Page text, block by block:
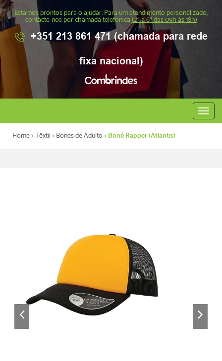
Estamos prontos para o ajudar. Para um atendimento personalizado,
contacte-nos por chamada telefonica(2ª a 6ª das 09h às 18h)
+351 213 861 471 (chamada para rede
fixa nacional)
Abrir
menu
Home>Têxtil>Bonés de Adulto> Boné Rapper (Atlantis)